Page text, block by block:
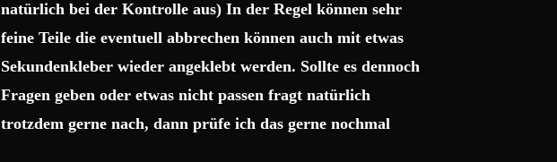
natürlich bei der Kontrolle aus) In der Regel können sehr
feine Teile die eventuell abbrechen können auch mit etwas
Sekundenkleber wieder angeklebt werden. Sollte es dennoch
Fragen geben oder etwas nicht passen fragt natürlich
trotzdem gerne nach, dann prüfe ich das gerne nochmal